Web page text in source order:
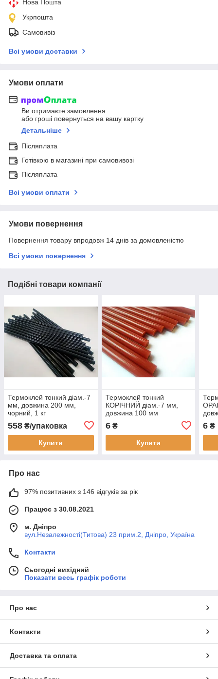
Нова Пошта
Укрпошта
Самовивіз
Всі умови доставки
Умови оплати
Ви отримаєте замовлення
або гроші повернуться на вашу картку
Детальніше
Післяплата
Готівкою в магазині при самовивозі
Післяплата
Всі умови оплати
Умови повернення
Повернення товару впродовж 14 днів за домовленістю
Всі умови повернення
Подібні товари компанії
Термоклей тонкий діам.-7
мм, довжина 200 мм,
чорний, 1 кг
558 ₴/упаковка
Купити
Термоклей тонкий
КОРІЧНИЙ діам.-7 мм,
довжина 100 мм
6₴
Купити
6 ₴
Про нас
97% позитивних з 146 відгуків за рік
Працює з 30.08.2021
м. Дніпро
вул.Незалежності(Титова) 23 прим.2, Дніпро, Україна
Контакти
Сьогодні вихідний
Показати весь графік роботи
Про нас
Контакти
Доставка та оплата